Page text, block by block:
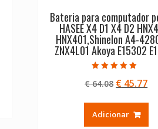
Bateria para computador
HASEE X4 D1 X4 D2
HNX401,Shinelon A4-
ZNX4L01 Akoya E15302
5.00
de 5
€64.08 O
original
era:
€ 45.77O
Adicionar